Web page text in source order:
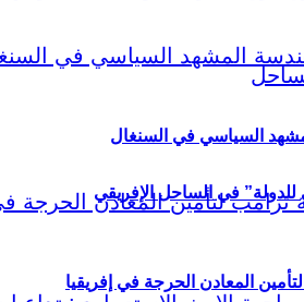
للدولة” في الساحل الإفريقي
السياسي في السنغال
المعادن الحرجة في إفريقيا